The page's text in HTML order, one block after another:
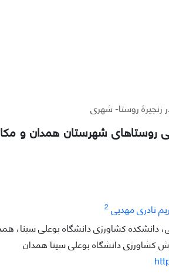
روستا- شهری
شهرستان همدان و
نادری مهدیی 2
دانشکده کشاورزی دانشگاه بوعلی سینا،
کشاورزی دانشگاه بوعلی سینا همدان